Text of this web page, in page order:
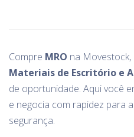
Compre MRO na
Materiais de Escritório e
de oportunidade. Aqui você
e negocia com rapidez para
segurança.